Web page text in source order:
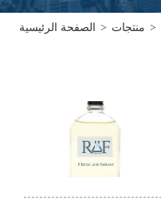
الصفحة الرئيسية > منتجات >